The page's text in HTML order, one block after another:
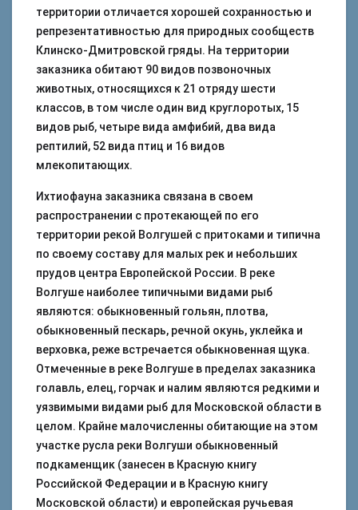
территории отличается хорошей сохранностью и
репрезентативностью для природных сообществ
Клинско-Дмитровской гряды. На территории
заказника обитают 90 видов позвоночных
животных, относящихся к 21 отряду шести
классов, в том числе один вид круглоротых, 15
видов рыб, четыре вида амфибий, два вида
рептилий, 52 вида птиц и 16 видов
млекопитающих.
Ихтиофауна заказника связана в своем
распространении с протекающей по его
территории рекой Волгушей с притоками и типична
по своему составу для малых рек и небольших
прудов центра Европейской России. В реке
Волгуше наиболее типичными видами рыб
являются: обыкновенный гольян, плотва,
обыкновенный пескарь, речной окунь, уклейка и
верховка, реже встречается обыкновенная щука.
Отмеченные в реке Волгуше в пределах заказника
голавль, елец, горчак и налим являются редкими и
уязвимыми видами рыб для Московской области в
целом. Крайне малочисленны обитающие на этом
участке русла реки Волгуши обыкновенный
подкаменщик (занесен в Красную книгу
Российской Федерации и в Красную книгу
Московской области) и европейская ручьевая